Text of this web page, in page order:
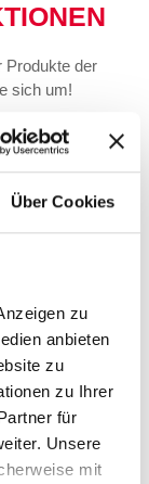
Über Cookies
zu
anbieten
zu
zu Ihrer
für
Unsere
mit
Produkte der
sich um!
Diagnostik